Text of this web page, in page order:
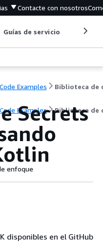
Contacte con nosotros
Guías de servicio
Examples
Examples Biblioteca de
Secrets
enfoque
disponibles en el GitHub